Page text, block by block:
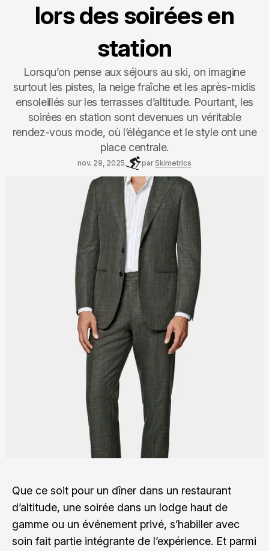
lors des soirées en
station
Lorsqu’on pense aux séjours au ski, on imagine
surtout les pistes, la neige fraîche et les après-midis
ensoleillés sur les terrasses d’altitude. Pourtant, les
soirées en station sont devenues un véritable
rendez-vous mode, où l’élégance et le style ont une
place centrale.
nov. 29, 2025 parSkimetrics
Que ce soit pour un dîner dans un restaurant
d’altitude, une soirée dans un lodge haut de
gamme ou un événement privé, s’habiller avec
soin fait partie intégrante de l’expérience. Et parmi